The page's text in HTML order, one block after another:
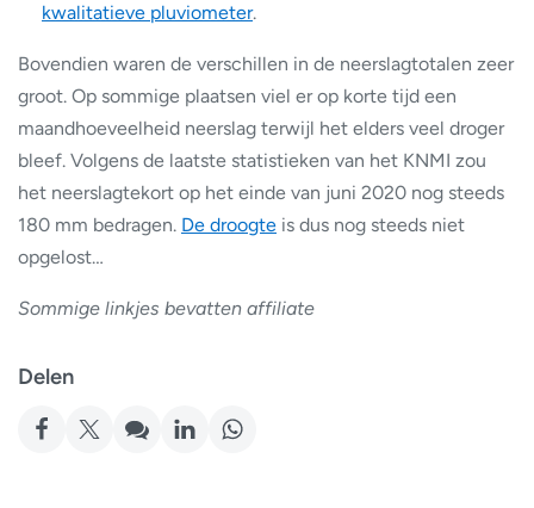
kwalitatieve pluviometer.
Bovendien waren de verschillen in de neerslagtotalen zeer
groot. Op sommige plaatsen viel er op korte tijd een
maandhoeveelheid neerslag terwijl het elders veel droger
bleef. Volgens de laatste statistieken van het KNMI zou
het neerslagtekort op het einde van juni 2020 nog steeds
180 mm bedragen. De droogte is dus nog steeds niet
opgelost…
Sommige linkjes bevatten affiliate
Delen